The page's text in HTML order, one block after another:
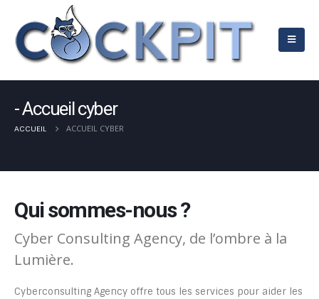
Accueil cyber
ACCUEIL ACCUEIL CYBER
Qui sommes-nous ?
Cyber Consulting Agency, de l’ombre à la
Lumière.
Cyberconsulting Agency offre tous les services pour aider les